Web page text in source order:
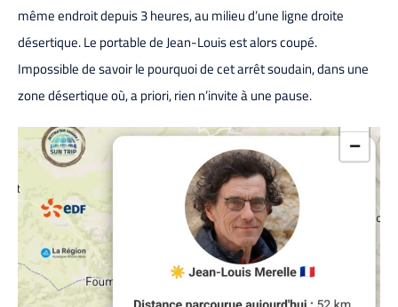
même endroit depuis 3 heures, au milieu d’une ligne droite
désertique. Le portable de Jean-Louis est alors coupé.
Impossible de savoir le pourquoi de cet arrêt soudain, dans une
zone désertique où, a priori, rien n’invite à une pause.